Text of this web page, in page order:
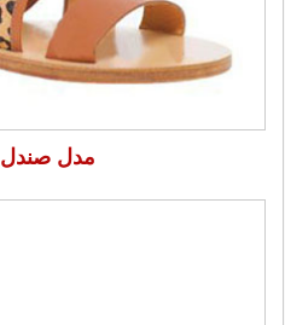
مدل صندل ZARA